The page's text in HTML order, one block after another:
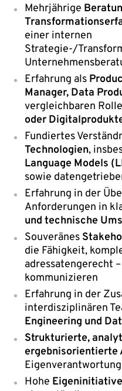
Mehrjährige
einer internen
Strategie-/
Erfahrung als
Manager, Data
vergleichbaren
oder
Fundiertes
Technologien,
Language Models
sowie
Erfahrung in der
Anforderungen in
und technische
Souveränes
die Fähigkeit,
adressatengerecht
kommunizieren
Erfahrung in der
interdisziplinären
Engineering und
Strukturierte,
ergebnisorientierte
Eigenverantwortung
Hohe Eigeninitiative